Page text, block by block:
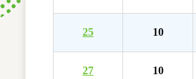
25 10
27 10